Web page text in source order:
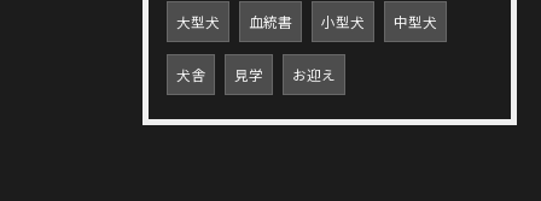
大型犬 血統書 小型犬 中型犬
犬舎 見学 お迎え